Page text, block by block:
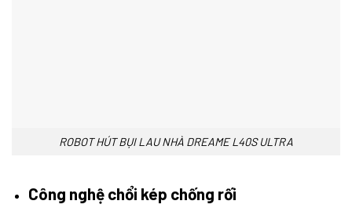
ROBOT HÚT BỤI LAU NHÀ DREAME L40S ULTRA
Công nghệ chổi kép chống rối